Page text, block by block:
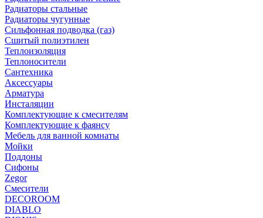
Радиаторы стальные
Радиаторы чугунные
Сильфонная подводка (газ)
Сшитый полиэтилен
Теплоизоляция
Теплоносители
Сантехника
Аксессуары
Арматура
Инсталяции
Комплектующие к смесителям
Комплектующие к фаянсу
Мебель для ванной комнаты
Мойки
Поддоны
Сифоны
Zegor
Смесители
DECOROOM
DIABLO